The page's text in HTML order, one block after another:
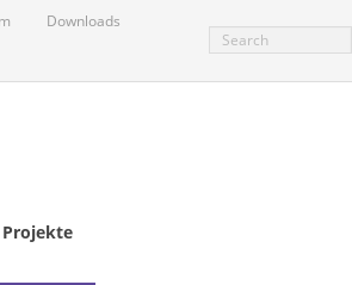
Downloads